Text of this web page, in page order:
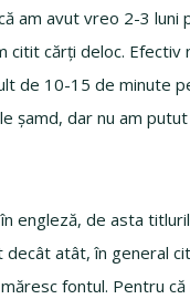
am avut vreo 2-3 luni
citit cărți deloc. Efectiv
de 10-15 de minute
șamd, dar nu am
engleză, de asta
decât atât, în general
fontul. Pentru că